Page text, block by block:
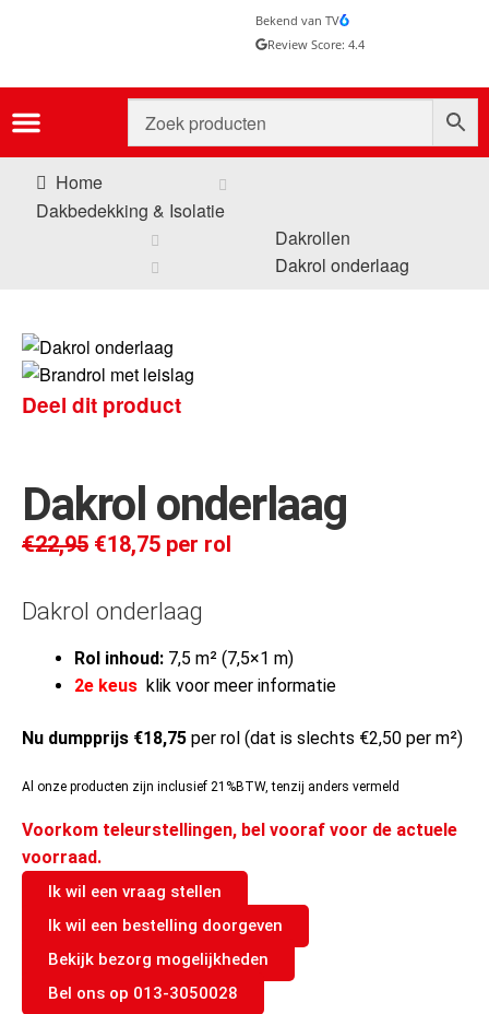
Bekend van TV
Review Score: 4.4
Home
Dakbedekking & Isolatie
Dakrollen
Dakrol onderlaag
Deel dit product
Dakrol onderlaag
€22,95 €18,75 per rol
Dakrol onderlaag
Rol inhoud: 7,5 m² (7,5×1 m)
2e keus klik voor meer informatie
Nu dumpprijs €18,75 per rol (dat is slechts €2,50 per m²)
Al onze producten zijn inclusief 21%BTW, tenzij anders vermeld
Voorkom teleurstellingen, bel vooraf voor de actuele
voorraad.
Ik wil een vraag stellen
Ik wil een bestelling doorgeven
Bekijk bezorg mogelijkheden
Bel ons op 013-3050028